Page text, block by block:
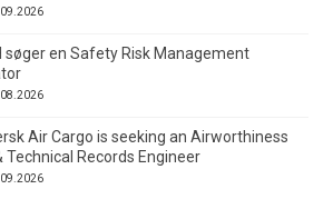
søger en Safety Risk Management
Air Cargo is seeking an Airworthiness
Technical Records Engineer